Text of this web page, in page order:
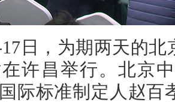
17日，为期两天的
许昌举行。北京
际标准制定人赵百